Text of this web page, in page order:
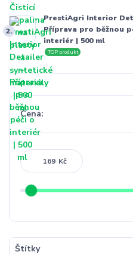
2.
PrestiAgri Interior
Příprava pro běžnou
interiér | 500 ml
TOP produkt
Cena:
Kč
Štítky